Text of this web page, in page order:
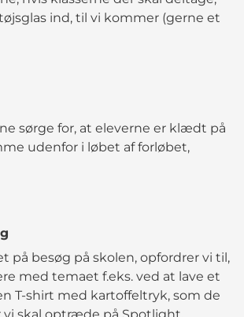
ind, til vi kommer (gerne et
sørge for, at eleverne er klædt på
udenfor i løbet af forløbet,
på besøg på skolen, opfordrer vi til,
med temaet f.eks. ved at lave et
T-shirt med kartoffeltryk, som de
vi skal optræde på Spotlight.